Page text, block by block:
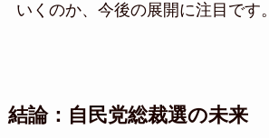
いくのか、今後の展開に注目です。
結論：自民党総裁選の未来